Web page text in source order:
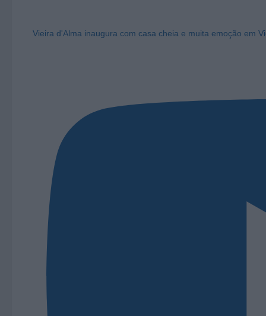
Vieira d'Alma inaugura com casa cheia e muita emoção em